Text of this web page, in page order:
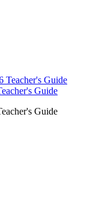
Guide
Guide